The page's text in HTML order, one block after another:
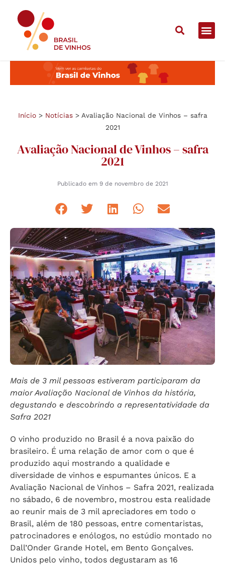
Início> Notícias> Avaliação Nacional de Vinhos – safra
2021
Avaliação Nacional de Vinhos – safra
2021
Publicado em 9 de novembro de 2021
Mais de 3 mil pessoas estiveram participaram da
maior Avaliação Nacional de Vinhos da história,
degustando e descobrindo a representatividade da
Safra 2021
O vinho produzido no Brasil é a nova paixão do
brasileiro. É uma relação de amor com o que é
produzido aqui mostrando a qualidade e
diversidade de vinhos e espumantes únicos. E a
Avaliação Nacional de Vinhos – Safra 2021, realizada
no sábado, 6 de novembro, mostrou esta realidade
ao reunir mais de 3 mil apreciadores em todo o
Brasil, além de 180 pessoas, entre comentaristas,
patrocinadores e enólogos, no estúdio montado no
Dall’Onder Grande Hotel, em Bento Gonçalves.
Unidos pelo vinho, todos degustaram as 16